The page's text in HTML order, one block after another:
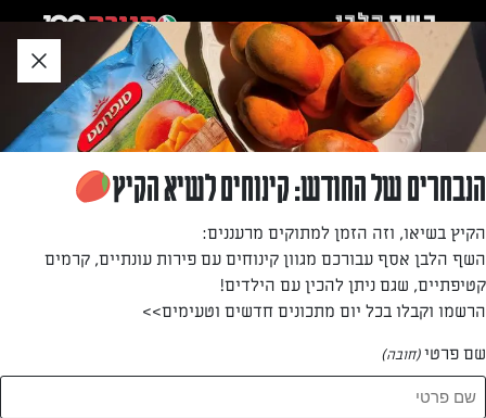
לאזור
תוכן
תחתון
חזרה לעמוד הבית
איילת אשכנזי
—
המתכונים של
הנבחרים של החודש: קינוחים לשיא הקיץ
הקיץ בשיאו, וזה הזמן למתוקים מרעננים:
השף הלבן אסף עבורכם מגוון קינוחים עם פירות עונתיים, קרמים
קטיפתיים, שגם ניתן להכין עם הילדים!
הרשמו וקבלו בכל יום מתכונים חדשים וטעימים>>
שם פרטי(חובה)